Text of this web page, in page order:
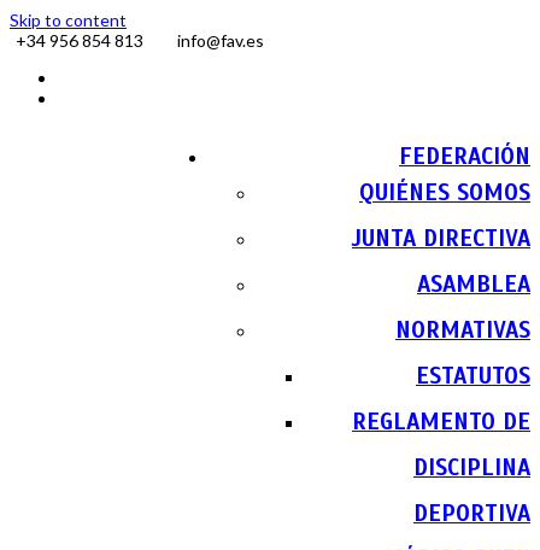
Skip to content
+34 956 854 813
info@fav.es
FEDERACIÓN
QUIÉNES SOMOS
JUNTA DIRECTIVA
ASAMBLEA
NORMATIVAS
ESTATUTOS
REGLAMENTO DE
DISCIPLINA
DEPORTIVA